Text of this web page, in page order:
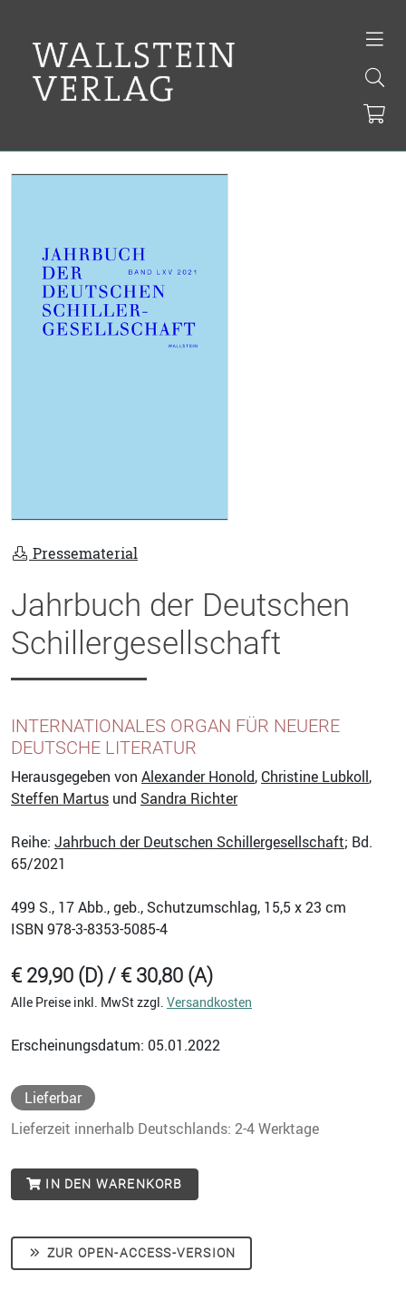
Pressematerial
Jahrbuch der Deutschen
Schillergesellschaft
INTERNATIONALES ORGAN FÜR NEUERE
DEUTSCHE LITERATUR
Herausgegeben von Alexander Honold, Christine Lubkoll,
Steffen Martus und Sandra Richter
Reihe: Jahrbuch der Deutschen Schillergesellschaft; Bd.
65/2021
499 S., 17 Abb., geb., Schutzumschlag, 15,5 x 23 cm
ISBN 978-3-8353-5085-4
€ 29,90 (D) / € 30,80 (A)
Alle Preise inkl. MwSt zzgl. Versandkosten
Erscheinungsdatum: 05.01.2022
Lieferbar
Lieferzeit innerhalb Deutschlands: 2-4 Werktage
IN DEN WARENKORB
ZUR OPEN-ACCESS-VERSION